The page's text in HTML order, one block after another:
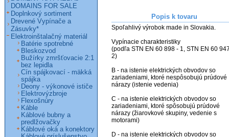
Popis k tovaru
Spoľahlivý výrobok made in Slovakia.
Vypínacie charakteristiky
(podľa STN EN 60 898 - 1, STN EN 60
2)
B - na istenie elektrických obvodov so
zariadeniami, ktoré nespôsobujú prúdové
nárazy (istenie vedenia)
C - na istenie elektrických obvodov so
zariadeniami, ktoré spôsobujú prúdové
nárazy (žiarovkové skupiny, vedenie s
motorami)
D - na istenie elektrických obvodov so
DOMAINS FOR SALE
Doplnkový sortiment
Drevené Vypínače a
Zásuvky*
Elektroinštalačný materiál
Batérie spotrebné
Bleskozvod
Bužírky zmršťovacie 2:1
bez lepidla
Cín spájkovací - mäkká
spájka
Deony - výkonové ističe
Elektrovýzbroje
Flexošnúry
Káble
Káblové bubny a
predlžovačky
Káblové oká a konektory